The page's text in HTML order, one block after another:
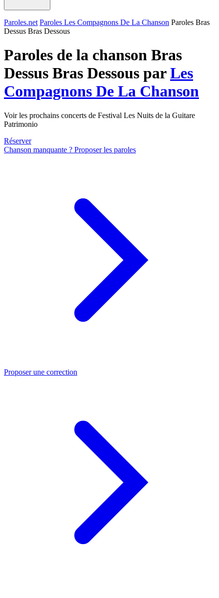
Paroles.net Paroles Les Compagnons De La Chanson Paroles Bras
Dessus Bras Dessous
Paroles de la chanson Bras
Dessus Bras Dessous parLes
Compagnons De La Chanson
Voir les prochains concerts de Festival Les Nuits de la Guitare
Patrimonio
Réserver
Chanson manquante ? Proposer les paroles
Proposer une correction